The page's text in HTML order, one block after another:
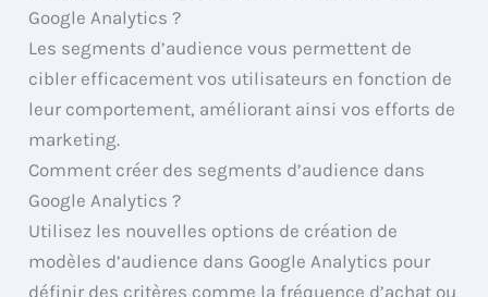
Google Analytics ?
Les segments d’audience vous permettent de
cibler efficacement vos utilisateurs en fonction de
leur comportement, améliorant ainsi vos efforts de
marketing.
Comment créer des segments d’audience dans
Google Analytics ?
Utilisez les nouvelles options de création de
modèles d’audience dans Google Analytics pour
définir des critères comme la fréquence d’achat ou